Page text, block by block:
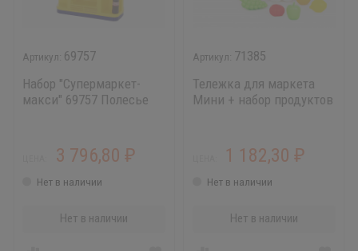
69757
Набор "Супермаркет-
макси" 69757 Полесье
3 796,80 ₽
Нет в наличии
Нет в наличии
71385
Тележка для маркета
Мини + набор продуктов
1 182,30₽
Нет в наличии
Нет в наличии